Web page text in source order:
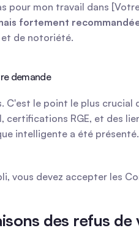
pour mon travail dans
fortement
de notoriété.
demande
C'est le point le plus
RGE, et des
intelligente a été
vous devez accepter les
des refus